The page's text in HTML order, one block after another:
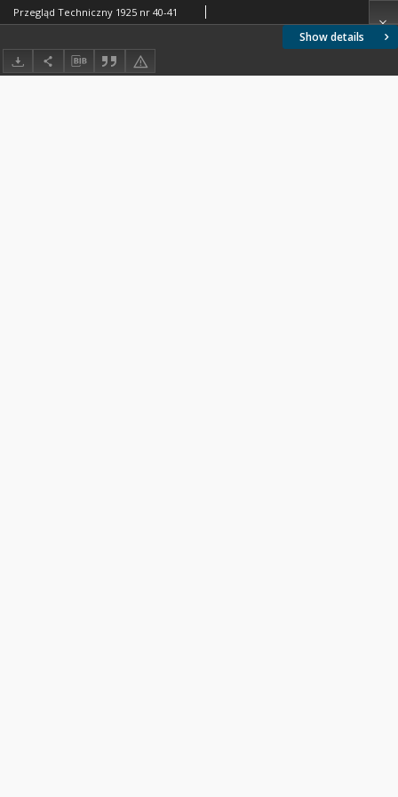
Show details
Przegląd Techniczny 1925 nr 40-41